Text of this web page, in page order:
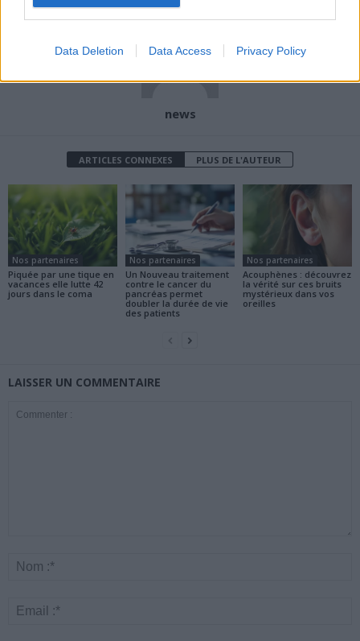
Data Deletion Data Access Privacy Policy
news
ARTICLES CONNEXES PLUS DE L'AUTEUR
Nos partenaires
Piquée par une tique en
vacances elle lutte 42
jours dans le coma
Nos partenaires
Un Nouveau traitement
contre le cancer du
pancréas permet
doubler la durée de vie
des patients
Nos partenaires
Acouphènes : découvrez
la vérité sur ces bruits
mystérieux dans vos
oreilles
LAISSER UN COMMENTAIRE